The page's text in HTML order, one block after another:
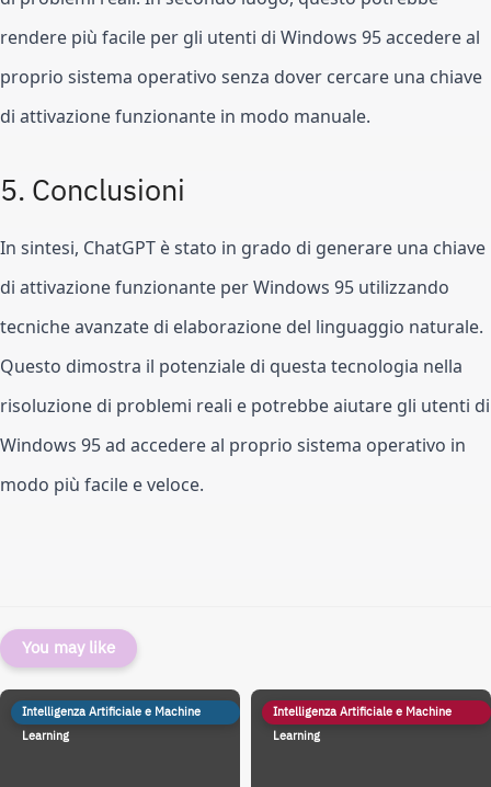
rendere più facile per gli utenti di Windows 95 accedere al
proprio sistema operativo senza dover cercare una chiave
di attivazione funzionante in modo manuale.
5. Conclusioni
In sintesi, ChatGPT è stato in grado di generare una chiave
di attivazione funzionante per Windows 95 utilizzando
tecniche avanzate di elaborazione del linguaggio naturale.
Questo dimostra il potenziale di questa tecnologia nella
risoluzione di problemi reali e potrebbe aiutare gli utenti di
Windows 95 ad accedere al proprio sistema operativo in
modo più facile e veloce.
You may like
Intelligenza Artificiale e Machine
Learning
Intelligenza Artificiale e Machine
Learning